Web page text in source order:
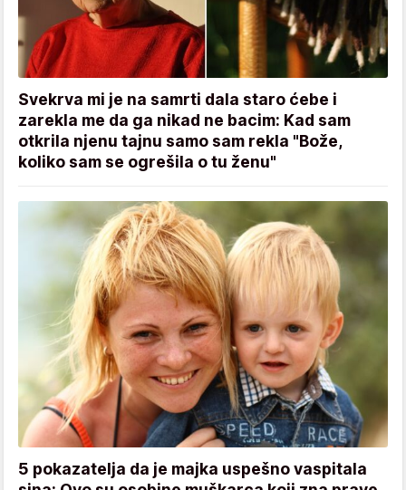
Svekrva mi je na samrti dala staro ćebe i
zarekla me da ga nikad ne bacim: Kad sam
otkrila njenu tajnu samo sam rekla "Bože,
koliko sam se ogrešila o tu ženu"
5 pokazatelja da je majka uspešno vaspitala